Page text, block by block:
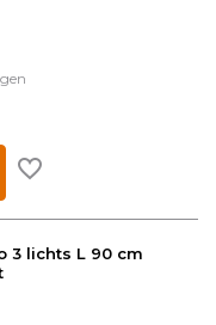
3 lichts L 90 cm